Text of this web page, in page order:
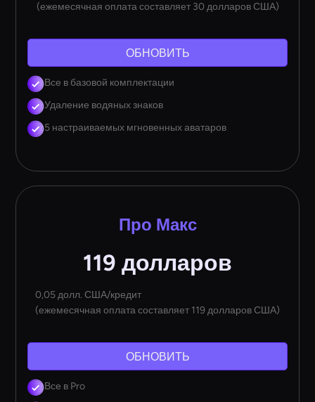
(ежемесячная оплата составляет 30 долларов США)
ОБНОВИТЬ
Все в базовой комплектации
Удаление водяных знаков
5 настраиваемых мгновенных аватаров
Про Макс
119 долларов
0,05 долл. США/кредит
(ежемесячная оплата составляет 119 долларов США)
ОБНОВИТЬ
Все в Pro